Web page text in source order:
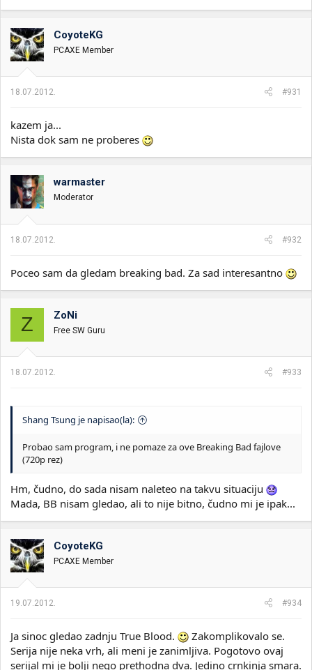
CoyoteKG
PCAXE Member
18.07.2012. #931
kazem ja...
Nista dok sam ne proberes
warmaster
Moderator
18.07.2012. #932
Poceo sam da gledam breaking bad. Za sad interesantno
Z ZoNi
Free SW Guru
18.07.2012. #933
Shang Tsung je napisao(la):
Probao sam program, i ne pomaze za ove Breaking Bad fajlove
(720p rez)
Hm, čudno, do sada nisam naleteo na takvu situaciju
Mada, BB nisam gledao, ali to nije bitno, čudno mi je ipak...
CoyoteKG
PCAXE Member
19.07.2012. #934
Ja sinoc gledao zadnju True Blood.
Zakomplikovalo se.
Serija nije neka vrh, ali meni je zanimljiva. Pogotovo ovaj
serijal mi je bolji nego prethodna dva. Jedino crnkinja smara.